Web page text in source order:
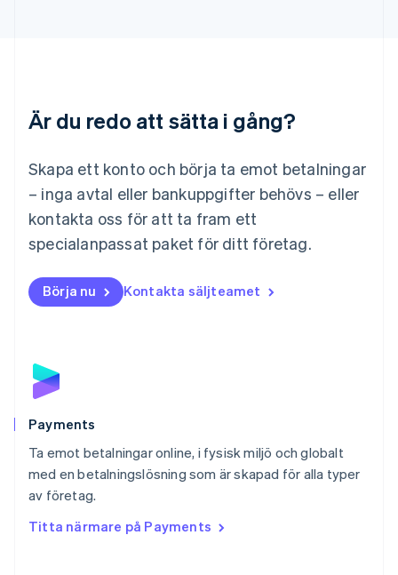
Är du redo att sätta i gång?
Skapa ett konto och börja ta emot betalningar
– inga avtal eller bankuppgifter behövs – eller
kontakta oss för att ta fram ett
specialanpassat paket för ditt företag.
Börja nu Kontakta säljteamet
Payments
Ta emot betalningar online, i fysisk miljö och globalt
med en betalningslösning som är skapad för alla typer
av företag.
Titta närmare på Payments
Malaysia
English
Mexiko
Nederländerna
NederlandsEnglish
English
Nya Zeeland
Portugal
Português
English
DeutschFrançaisItalianoEnglish
Singapore
English简体中文
English